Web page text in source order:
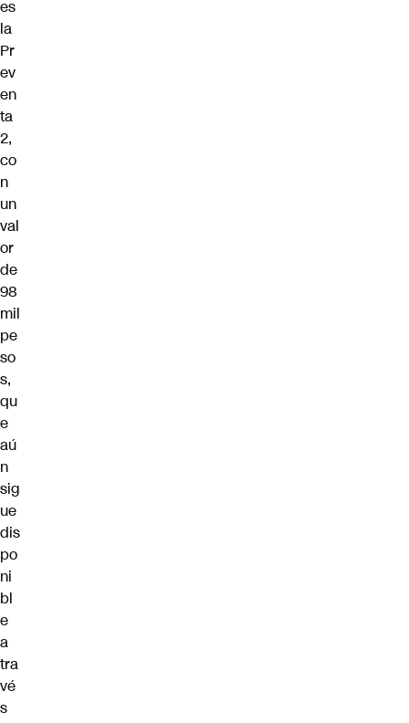
es
la
Pr
ev
en
ta
2,
co
n
un
val
or
de
98
mil
pe
so
s,
qu
e
aú
n
sig
ue
dis
po
ni
bl
e
a
tra
vé
s